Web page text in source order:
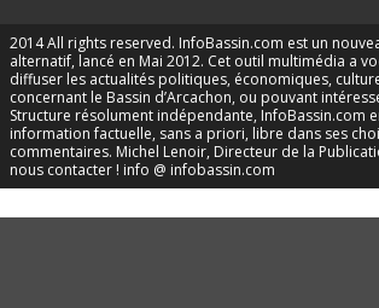
2014 All rights reserved. InfoBassin.com est un
alternatif, lancé en Mai 2012. Cet outil multimédia a
diffuser les actualités politiques, économiques,
concernant le Bassin d’Arcachon, ou pouvant
Structure résolument indépendante, InfoBassin.com
information factuelle, sans a priori, libre dans ses
commentaires. Michel Lenoir, Directeur de la
nous contacter ! info @ infobassin.com